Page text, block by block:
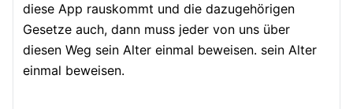
diese App rauskommt und die dazugehörigen
Gesetze auch, dann muss jeder von uns über
diesen Weg sein Alter einmal beweisen. sein Alter
einmal beweisen.